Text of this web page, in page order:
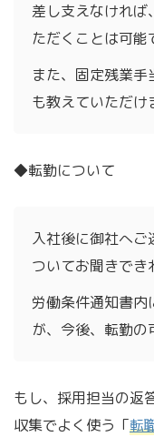
差し支えなければ
ただくことは可能
また、固定残業
も教えていただけ
◆転勤について
入社後に御社へご
ついてお聞きでき
労働条件通知書内
が、今後、転勤の
もし、採用担当の返
収集でよく使う「転